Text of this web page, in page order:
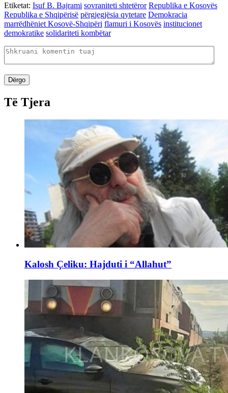
Etiketat: Isuf B. Bajrami sovraniteti shtetëror Republika e Kosovës
Republika e Shqipërisë përgjegjësia qytetare Demokracia
marrëdhëniet Kosovë-Shqipëri flamuri i Kosovës institucionet
demokratike solidariteti kombëtar
Dërgo
Të Tjera
Kalosh Çeliku: Hajduti i “Allahut”